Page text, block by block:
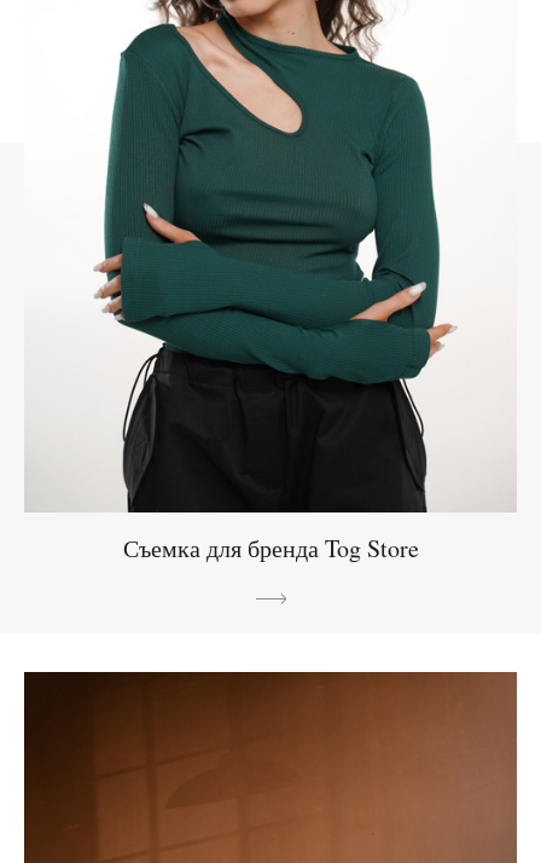
Съемка для бренда Tog Store